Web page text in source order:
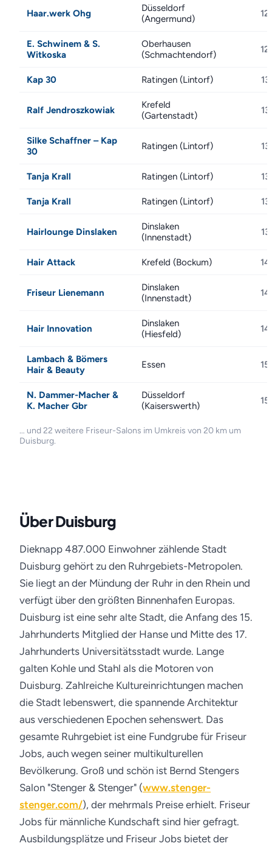
Haar.werk Ohg
Düsseldorf
(Angermund)
E. Schwinem & S.
Witkoska
Oberhausen
(Schmachtendorf)
Kap 30 Ratingen (Lintorf)
Ralf Jendroszkowiak
Krefeld
(Gartenstadt)
Silke Schaffner – Kap
30
Ratingen (Lintorf)
Tanja Krall Ratingen (Lintorf)
Tanja Krall Ratingen (Lintorf)
Hairlounge Dinslaken
Dinslaken
(Innenstadt)
Hair Attack Krefeld (Bockum)
Friseur Lienemann
Dinslaken
(Innenstadt)
Hair Innovation
Dinslaken
(Hiesfeld)
Lambach & Bömers
Hair & Beauty
Essen
N. Dammer-Macher &
K. Macher Gbr
Düsseldorf
(Kaiserswerth)
… und 22 weitere Friseur-Salons im Umkreis von 20 km um
Duisburg.
Über Duisburg
Dieknapp 487.000 Einwohner zählende Stadt
Duisburg gehört zu den Ruhrgebiets-Metropolen.
Sie liegt an der Mündung der Ruhr in den Rhein und
verfügt über den größten Binnenhafen Europas.
Duisburg ist eine sehr alte Stadt, die Anfang des 15.
Jahrhunderts Mitglied der Hanse und Mitte des 17.
Jahrhunderts Universitätsstadt wurde. Lange
galten Kohle und Stahl als die Motoren von
Duisburg. Zahlreiche Kultureinrichtungen machen
die Stadt lebenswert, die spannende Architektur
aus verschiedenen Epochen sehenswert. Das
gesamte Ruhrgebiet ist eine Fundgrube für Friseur
Jobs, auch wegen seiner multikulturellen
Bevölkerung. Groß und schön ist Bernd Stengers
Salon "Stenger & Stenger" (www.stenger-
stenger.com/), der mehrmals Preise erhielt. Friseur
Jobs für männliche Kundschaft sind hier gefragt.
Ausbildungsplätze und Friseur Jobs bietet der